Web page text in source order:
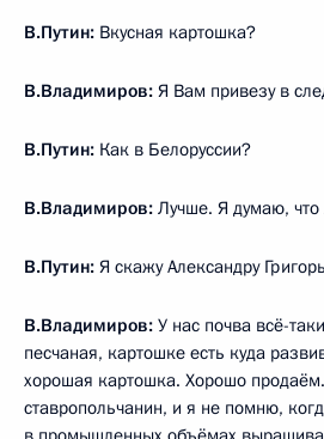
В.Путин: Вкусная картошка?
В.Владимиров: Я Вам привезу в
В.Путин: Как в Белоруссии?
В.Владимиров: Лучше. Я думаю, что
В.Путин: Я скажу Александру
В.Владимиров: У нас почва всё-
песчаная, картошке есть куда
хорошая картошка. Хорошо
ставропольчанин, и я не помню,